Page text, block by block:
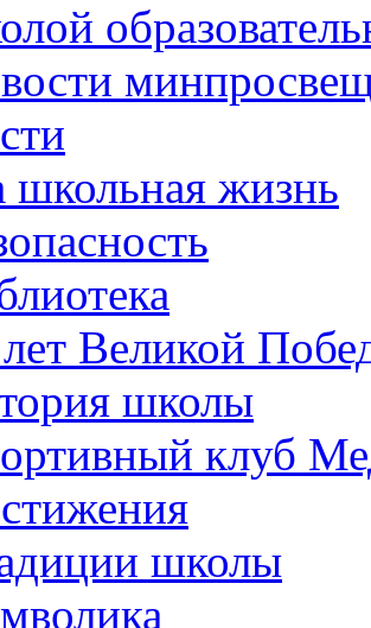
жизнь
Великой
школы
клуб
школы